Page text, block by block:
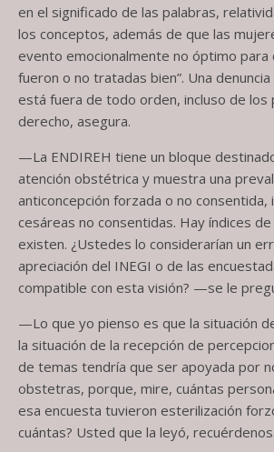
en el significado de las palabras,
los conceptos, además de que las
evento emocionalmente no óptimo para
fueron o no tratadas bien”. Una
está fuera de todo orden, incluso de los
derecho, asegura.
—La ENDIREH tiene un bloque
atención obstétrica y muestra una
anticoncepción forzada o no consentida,
cesáreas no consentidas. Hay índices
existen. ¿Ustedes lo considerarían un
apreciación del INEGI o de las
compatible con esta visión? —se le
—Lo que yo pienso es que la situación
la situación de la recepción de
de temas tendría que ser apoyada por
obstetras, porque, mire, cuántas
esa encuesta tuvieron esterilización
cuántas? Usted que la leyó, recuérdenos.